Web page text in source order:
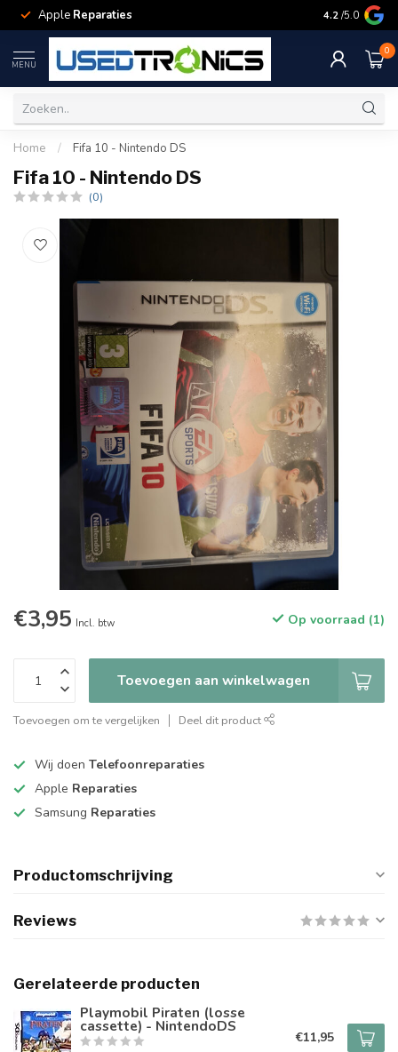
Apple Reparaties Samsung
4.2 /5.0
MENU
0
Home / Fifa 10 - Nintendo DS
Fifa 10 - Nintendo DS
(0)
€3,95 Incl. btw Op voorraad (1)
Toevoegen aan winkelwagen
Toevoegen om te vergelijken Deel dit product
Wij doen Telefoonreparaties
Apple Reparaties
Samsung Reparaties
Productomschrijving
Reviews
Gerelateerde producten
Playmobil Piraten (losse
cassette) - NintendoDS
€11,95